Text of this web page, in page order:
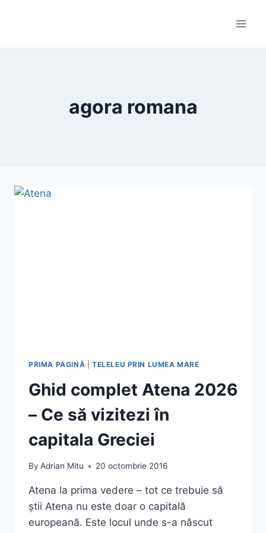
agora romana
PRIMA PAGINĂ TELELEU PRIN LUMEA MARE
Ghid complet Atena 2026
– Ce să vizitezi în
capitala Greciei
By Adrian Mitu 20 octombrie 2016
Atena la prima vedere – tot ce trebuie să
știi Atena nu este doar o capitală
europeană. Este locul unde s-a născut